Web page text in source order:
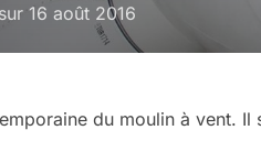
sur 16 août 2016
du moulin à vent. Il